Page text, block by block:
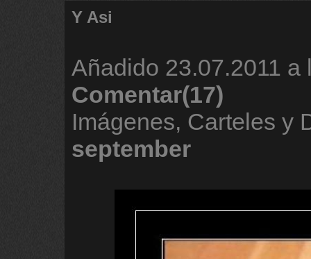
Y Asi
Añadido 23.07.2011 a
Comentar(17)
Imágenes, Carteles y
september